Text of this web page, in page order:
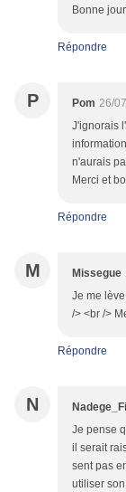
Bonne
Répondre
P Pom 26/
J'ignorais
n'aurais
Merci et
Répondre
M Missegue
Je me
/> <br />
Répondre
N
Je pense
il serait
sent pas
utiliser